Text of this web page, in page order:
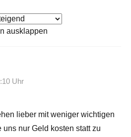
ausklappen
Uhr
lieber mit weniger wichtigen
uns nur Geld kosten statt zu